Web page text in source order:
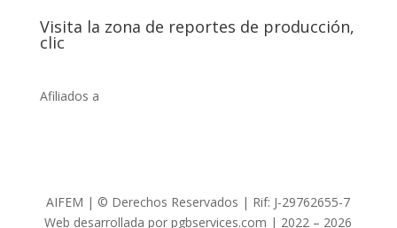
Visita la zona de reportes de producción,
clic
Afiliados a
AIFEM | © Derechos Reservados | Rif: J-29762655-7
Web desarrollada por pgbservices.com | 2022 – 2026